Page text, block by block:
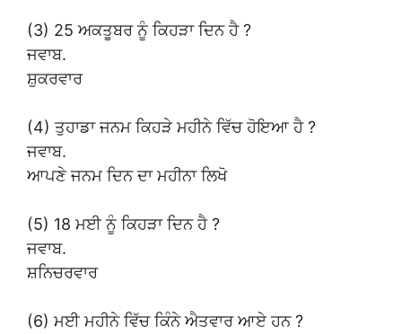
(3) 25 ਅਕਤੂਬਰ ਨੂੰ ਕਿਹੜਾ ਦਿਨ ਹੈ ?
ਜਵਾਬ.
ਸ਼ੁਕਰਵਾਰ
(4) ਤੁਹਾਡਾ ਜਨਮ ਕਿਹੜੇ ਮਹੀਨੇ ਵਿੱਚ ਹੋਇਆ ਹੈ ?
ਜਵਾਬ.
ਆਪਣੇ ਜਨਮ ਦਿਨ ਦਾ ਮਹੀਨਾ ਲਿਖੋ
(5) 18 ਮਈ ਨੂੰ ਕਿਹੜਾ ਦਿਨ ਹੈ ?
ਜਵਾਬ.
ਸ਼ਨਿਚਰਵਾਰ
(6) ਮਈ ਮਹੀਨੇ ਵਿੱਚ ਕਿੰਨੇ ਐਤਵਾਰ ਆਏ ਹਨ ?